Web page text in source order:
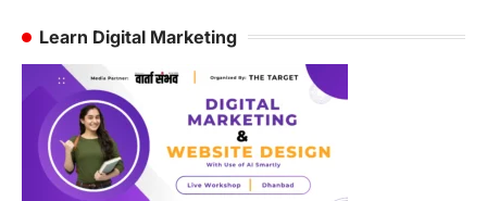
Learn Digital Marketing